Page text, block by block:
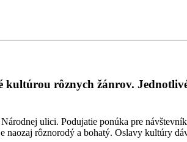
kultúrou rôznych žánrov.
ulici. Podujatie ponúka pre
rôznorodý a bohatý. Oslavy kultúry